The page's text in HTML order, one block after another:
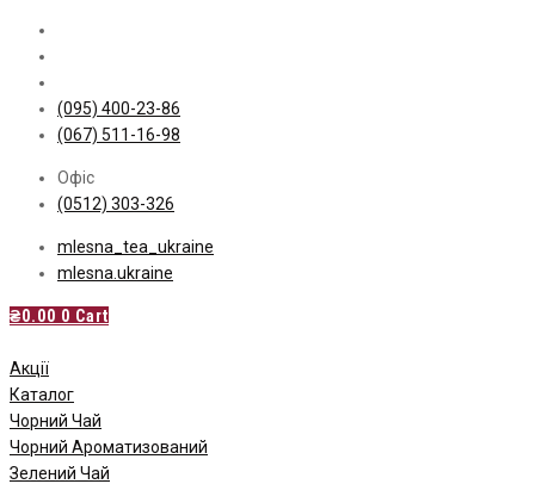
Skip
content
(095) 400-23-86
(067) 511-16-98
Офіс
(0512) 303-326
mlesna_tea_ukraine
mlesna.ukraine
₴0.00 0 Cart
Акції
Каталог
Чорний Чай
Чорний Ароматизований
Зелений Чай